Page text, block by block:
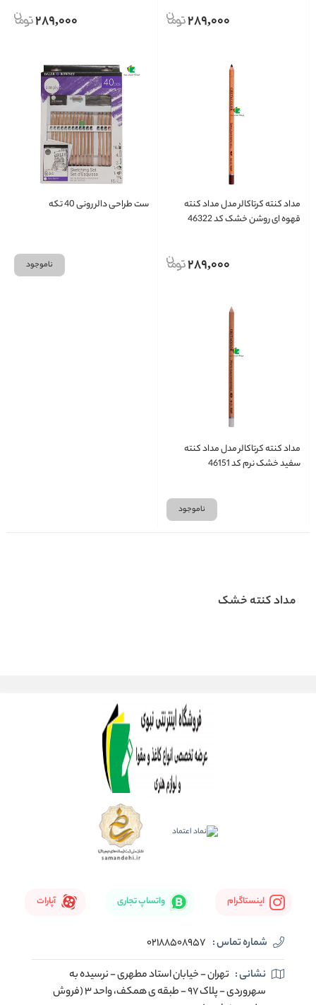
289,000
289,000
مداد کنته کرتاکالر مدل مداد کنته
قهوه ای روشن خشک کد 46322
289,000
ست طراحی دالر رونی 40 تکه
ناموجود
مداد کنته کرتاکالر مدل مداد کنته
سفید خشک نرم کد 46151
ناموجود
مداد کنته خشک
اینستاگرام واتساپ تجاری آپارات
شماره تماس : 02188508957
نشانی : تهران - خیابان استاد مطهری - نرسیده به
سهروردی - پلاک 97 - طبقه ی همکف، واحد 3 (فروش